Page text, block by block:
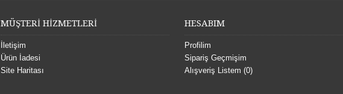
MÜŞTERİ HİZMETLERİ
İletişim
Ürün İadesi
Site Haritası
HESABIM
Profilim
Sipariş Geçmişim
Alışveriş Listem (0)